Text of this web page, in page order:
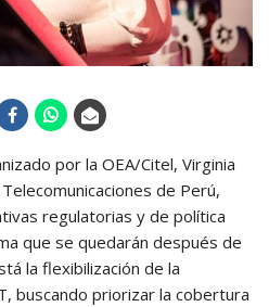
por la OEA/Citel, Virginia
de Perú,
regulatorias y de política
que se quedarán después de
la flexibilización de la
buscando priorizar la cobertura